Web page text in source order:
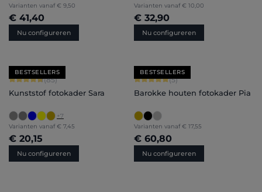
Varianten vanaf € 9,50
€ 41,40
Nu configureren
Varianten vanaf € 10,00
€ 32,90
Nu configureren
BESTSELLERS
Gemiddelde score van 4.71 op 5 sterren
(85)
Kunststof fotokader Sara
+7
Varianten vanaf € 7,45
€ 20,15
Nu configureren
BESTSELLERS
Gemiddelde score van 5 op 5 sterren
(5)
Barokke houten fotokader Pia
Varianten vanaf € 17,55
€ 60,80
Nu configureren